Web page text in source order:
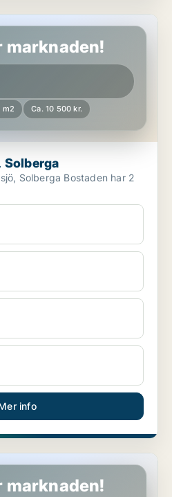
marknaden!
m2 Ca. 10 500 kr.
Solberga
Bostaden har 2
info
marknaden!